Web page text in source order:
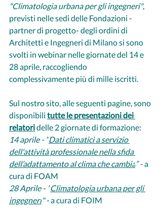
"Climatologia urbana per gli ingegneri",
previsti nelle sedi delle Fondazioni -
partner di progetto- degli ordini di
Architetti e Ingegneri di Milano si sono
svolti in webinar nelle giornate del 14 e
28 aprile, raccogliendo
complessivamente più di mille iscritti.
Sul nostro sito, alle seguenti pagine, sono
disponibili tutte le presentazioni dei
relatori delle 2 giornate di formazione:
14 aprile - “Dati climatici a servizio
dell'attività professionale nella sfida
dell’adattamento al clima che cambia” - a
cura di FOAM
28 Aprile - "Climatologia urbana per gli
ingegneri" - a cura di FOIM